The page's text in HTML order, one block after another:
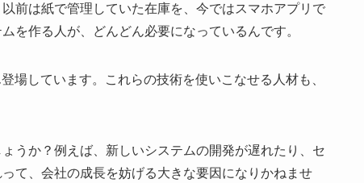
前は紙で管理していた在庫を、今ではスマホアプリで
を作る人が、どんどん必要になっているんです。
場しています。これらの技術を使いこなせる人材も、
うか？例えば、新しいシステムの開発が遅れたり、セ
て、会社の成長を妨げる大きな要因になりかねませ